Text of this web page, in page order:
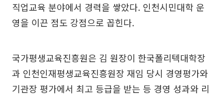
직업교육 분야에서 경력을 쌓았다. 인천시민대학 운
영을 이끈 점도 강점으로 꼽힌다.
국가평생교육진흥원은 김 원장이 한국폴리텍대학장
과 인천인재평생교육진흥원장 재임 당시 경영평가와
기관장 평가에서 최고 등급을 받는 등 경영 성과와 리